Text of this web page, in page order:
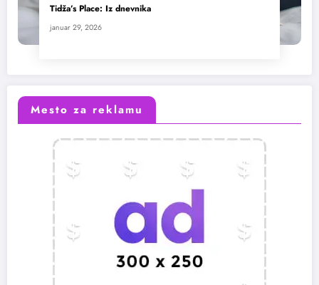
Tidža’s Place: Iz dnevnika
januar 29, 2026
Mesto za reklamu